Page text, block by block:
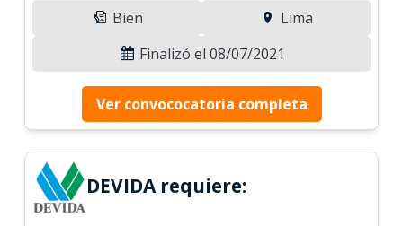
Bien
Lima
Finalizó el 08/07/2021
Ver convococatoria completa
DEVIDA requiere: